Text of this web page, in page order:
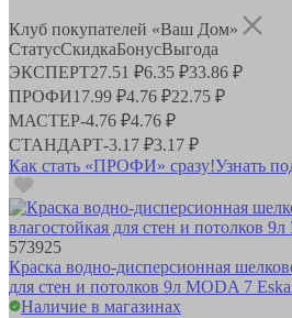
Клуб покупателей «Ваш Дом»
СтатусСкидкаБонусВыгода
ЭКСПЕРТ27.51 ₽6.35 ₽33.86 ₽
ПРОФИ17.99 ₽4.76 ₽22.75 ₽
МАСТЕР-4.76 ₽4.76 ₽
СТАНДАРТ-3.17 ₽3.17 ₽
Как стать «ПРОФИ» сразу!Узнать
573925
Краска водно-дисперсионная
для стен и потолков 9л MODA 7
Наличие в магазинах